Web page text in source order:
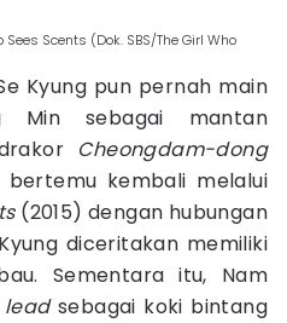
Scents (Dok. SBS/The Girl Who
Kyung pun pernah main
Min sebagai mantan
Cheongdam-dong
bertemu kembali melalui
(2015) dengan hubungan
diceritakan memiliki
Sementara itu, Nam
leadsebagai koki bintang